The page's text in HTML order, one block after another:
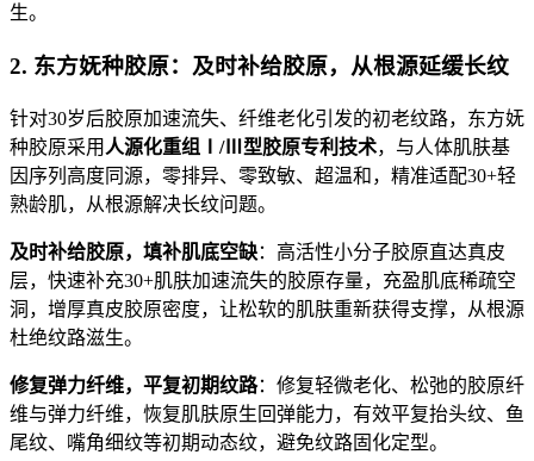
生。
2. 东方妩种胶原：及时补给胶原，从根源延缓长纹
针对30岁后胶原加速流失、纤维老化引发的初老纹路，东方妩
种胶原采用 人源化重组Ⅰ/Ⅲ型胶原专利技术，与人体肌肤基
因序列高度同源，零排异、零致敏、超温和，精准适配30+轻
熟龄肌，从根源解决长纹问题。
及时补给胶原，填补肌底空缺：高活性小分子胶原直达真皮
层，快速补充30+肌肤加速流失的胶原存量，充盈肌底稀疏空
洞，增厚真皮胶原密度，让松软的肌肤重新获得支撑，从根源
杜绝纹路滋生。
修复弹力纤维，平复初期纹路：修复轻微老化、松弛的胶原纤
维与弹力纤维，恢复肌肤原生回弹能力，有效平复抬头纹、鱼
尾纹、嘴角细纹等初期动态纹，避免纹路固化定型。